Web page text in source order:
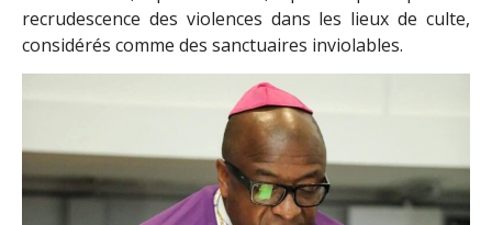
recrudescence des violences dans les lieux de culte,
considérés comme des sanctuaires inviolables.